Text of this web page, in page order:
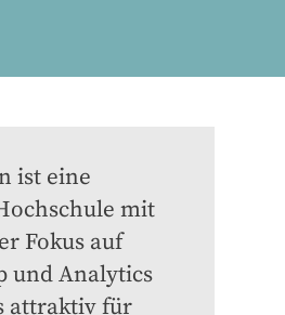
ist eine
mit
Fokus auf
und Analytics
attraktiv für